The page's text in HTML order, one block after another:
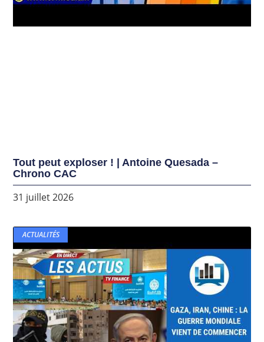
Tout peut exploser ! | Antoine Quesada –
Chrono CAC
31 juillet 2026
ACTUALITÉS